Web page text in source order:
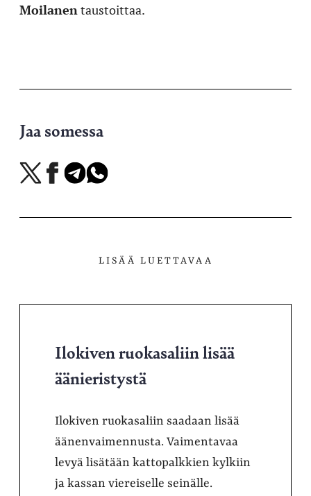
Moilanen taustoittaa.
Jaa somessa
Jaa
X-
Jaa
Facebookissa
Jaa
Telegramissa
Jaa
WhatsAppissa
LISÄÄ LUETTAVAA
Ilokiven ruokasaliin lisää
äänieristystä
Ilokiven ruokasaliin saadaan lisää
äänenvaimennusta. Vaimentavaa
levyä lisätään kattopalkkien kylkiin
ja kassan viereiselle seinälle.